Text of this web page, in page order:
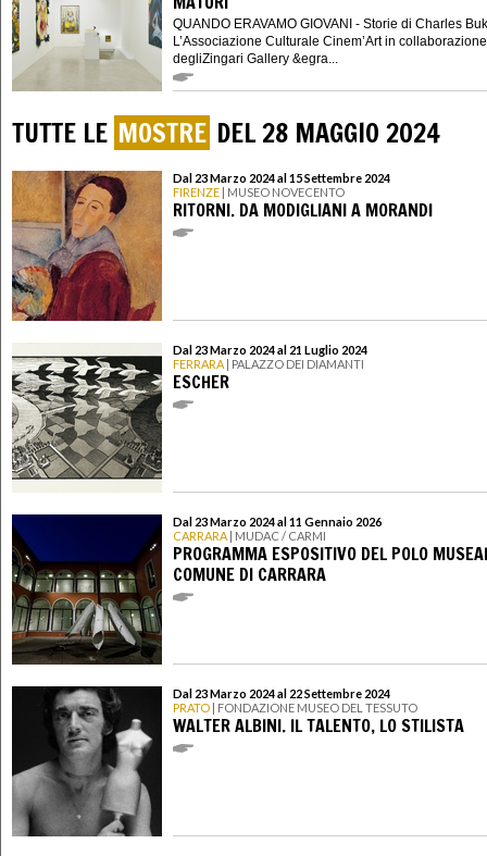
QUANDO ERAVAMO GIOVANI - Storie di Charles
L’Associazione Culturale Cinem’Art in
degliZingari Gallery &egra...
TUTTE LE MOSTRE DEL 28 MAGGIO 2024
Dal 23 Marzo 2024 al 15 Settembre 2024
FIRENZE | MUSEO NOVECENTO
RITORNI. DA MODIGLIANI A MORANDI
Dal 23 Marzo 2024 al 21 Luglio 2024
FERRARA | PALAZZO DEI DIAMANTI
ESCHER
Dal 23 Marzo 2024 al 11 Gennaio 2026
CARRARA | MUDAC / CARMI
PROGRAMMA ESPOSITIVO DEL POLO
COMUNE DI CARRARA
Dal 23 Marzo 2024 al 22 Settembre 2024
PRATO | FONDAZIONE MUSEO DEL TESSUTO
WALTER ALBINI. IL TALENTO, LO STILISTA